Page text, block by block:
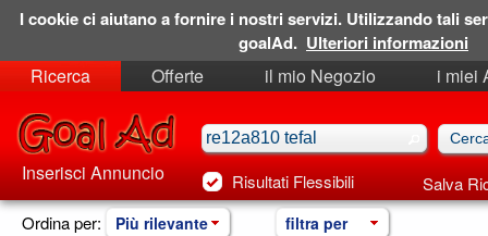
Ricerca Offerte il mio Negozio
i miei
Risultati Flessibili Salva
Inserisci Annuncio
Ordina per: Più rilevante filtra per
I cookie ci aiutano a fornire i nostri servizi. Utilizzando tali
goalAd. Ulteriori informazioni